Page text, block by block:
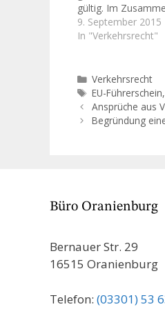
gültig. Im
sog. EU-
aber immer wieder
Regel. Bei richtiger
können hier Fehler
werden. Denn,
nur…
9. September 2015
In "Verkehrsrecht"
Kategorien
Verkehrsrecht
Schlagwörter
EU-Führerschein
Ansprüche aus
Begründung
Büro Oranienburg
Bernauer Str. 29
16515 Oranienburg
Telefon: (03301) 53